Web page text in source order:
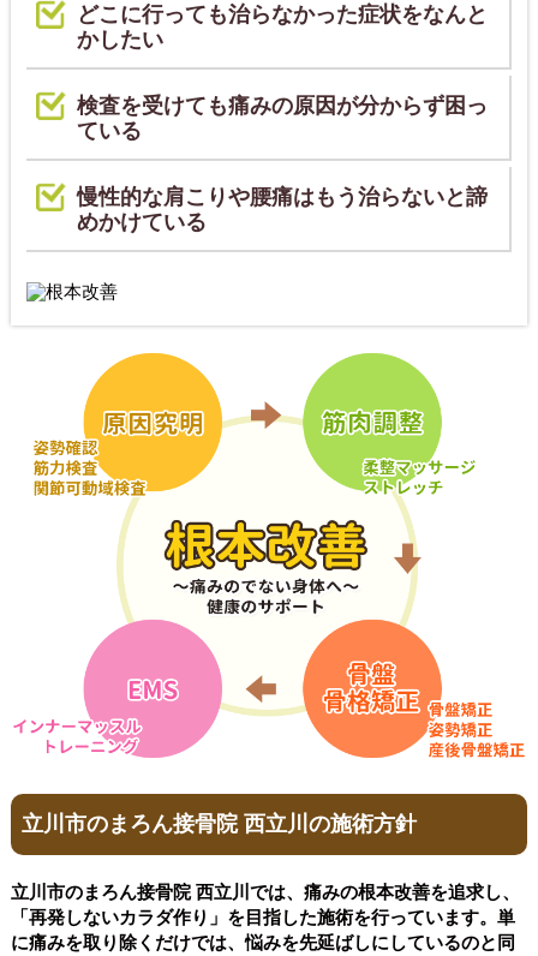
どこに行っても治らなかった症状をなんと
かしたい
検査を受けても痛みの原因が分からず困っ
ている
慢性的な肩こりや腰痛はもう治らないと諦
めかけている
立川市のまろん接骨院 西立川の施術方針
立川市のまろん接骨院 西立川では、痛みの根本改善を追求し、
「再発しないカラダ作り」を目指した施術を行っています。単
に痛みを取り除くだけでは、悩みを先延ばしにしているのと同